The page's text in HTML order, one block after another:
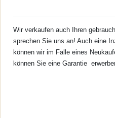
Wir verkaufen auch Ihren
sprechen Sie uns an! Auch eine
können wir im Falle eines
können Sie eine Garantie